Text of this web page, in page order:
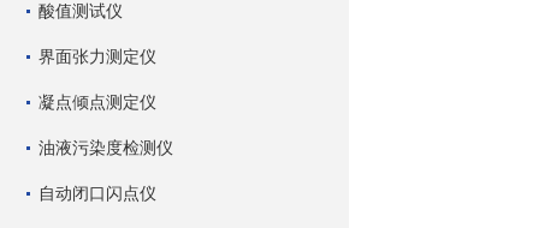
酸值测试仪
界面张力测定仪
凝点倾点测定仪
油液污染度检测仪
自动闭口闪点仪